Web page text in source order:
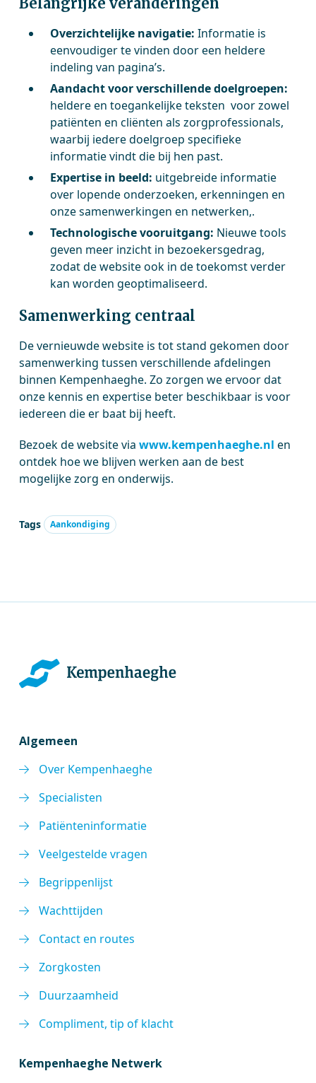
Overzichtelijke navigatie: Informatie is
eenvoudiger te vinden door een heldere
indeling van pagina’s.
Aandacht voor verschillende doelgroepen:
heldere en toegankelijke teksten voor zowel
patiënten en cliënten als zorgprofessionals,
waarbij iedere doelgroep specifieke
informatie vindt die bij hen past.
Expertise in beeld: uitgebreide informatie
over lopende onderzoeken, erkenningen en
onze samenwerkingen en netwerken,.
Technologische vooruitgang: Nieuwe tools
geven meer inzicht in bezoekersgedrag,
zodat de website ook in de toekomst verder
kan worden geoptimaliseerd.
Samenwerking centraal
De vernieuwde website is tot stand gekomen door
samenwerking tussen verschillende afdelingen
binnen Kempenhaeghe. Zo zorgen we ervoor dat
onze kennis en expertise beter beschikbaar is voor
iedereen die er baat bij heeft.
Bezoek de website viawww.kempenhaeghe.nl en
ontdek hoe we blijven werken aan de best
mogelijke zorg en onderwijs.
Tags Aankondiging
Algemeen
Over Kempenhaeghe
Specialisten
Patiënteninformatie
Veelgestelde vragen
Begrippenlijst
Wachttijden
Contact en routes
Zorgkosten
Duurzaamheid
Compliment, tip of klacht
Kempenhaeghe Netwerk